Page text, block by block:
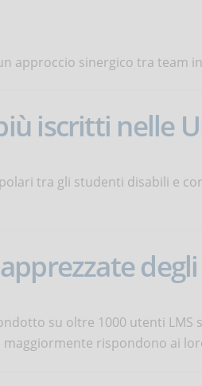
approccio sinergico tra team
iscritti nelle
tra gli studenti disabili e
degli
su oltre 1000 utenti LMS
maggiormente rispondono ai